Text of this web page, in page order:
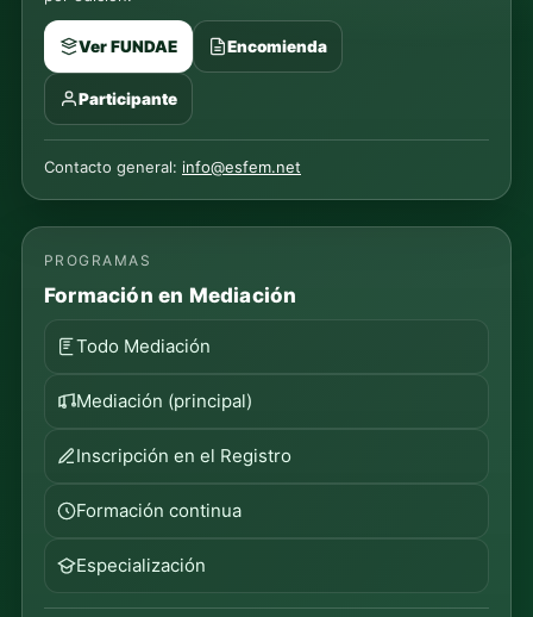
Ver FUNDAE Encomienda
Participante
Contacto general: info@esfem.net
PROGRAMAS
Formación en Mediación
Todo Mediación
Mediación (principal)
Inscripción en el Registro
Formación continua
Especialización